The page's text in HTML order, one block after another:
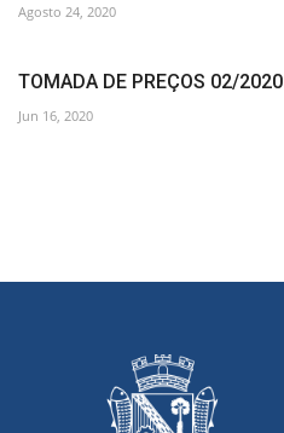
Agosto 24, 2020
TOMADA DE PREÇOS 02/2020
Jun 16, 2020